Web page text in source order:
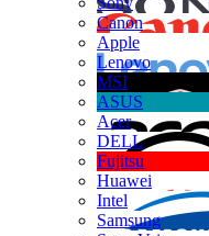
Canon
Apple
Lenovo
MSI
ASUS
Acer
DELL
Fujitsu
Huawei
Intel
Samsung